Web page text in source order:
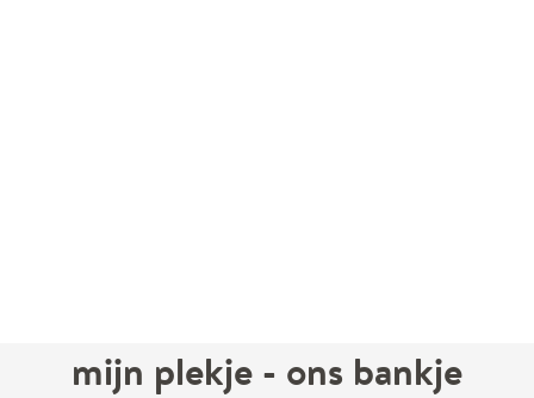
mijn plekje - ons bankje